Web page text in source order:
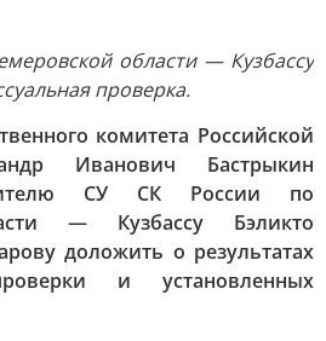
области — Кузбассу
проверка.
комитета Российской
Иванович Бастрыкин
СУ СК России по
— Кузбассу Бэликто
доложить о результатах
и установленных